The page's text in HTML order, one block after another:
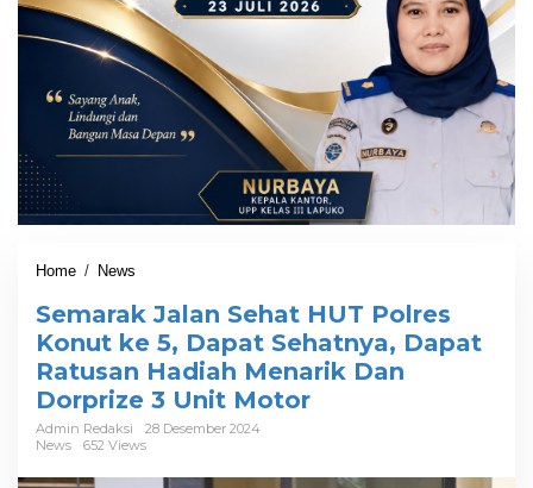
Home / News
m
a
r
a
k
a
Semarak Jalan Sehat HUT Polres
Konut ke 5, Dapat Sehatnya, Dapat
Ratusan Hadiah Menarik Dan
Dorprize 3 Unit Motor
Admin Redaksi
28 Desember 2024
News
652 Views